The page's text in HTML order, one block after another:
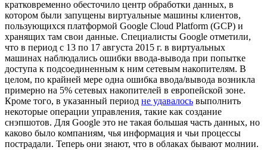
кратковременно обесточило центр обработки данных, в
котором были запущены виртуальные машины клиентов,
пользующихся платформой Google Cloud Platform (GCP) и
хранящих там свои данные. Специалисты Google отметили,
что в период с 13 по 17 августа 2015 г. в виртуальных
машинах наблюдались ошибки ввода-вывода при попытке
доступа к подсоединенным к ним сетевым накопителям. В
целом, по крайней мере одна ошибка ввода/вывода возникла
примерно на 5% сетевых накопителей в европейской зоне.
Кроме того, в указанный период не удавалось выполнить
некоторые операции управления, такие как создание
снэпшотов. Для Google это не такая большая часть данных, но
каково было компаниям, чья информация и чьи процессы
пострадали. Теперь они знают, что в облаках бывают молнии.